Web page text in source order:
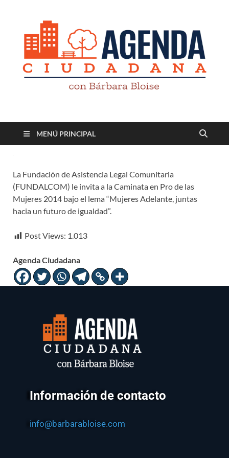
Revista digital
MENÚ PRINCIPAL
La Fundación de Asistencia Legal Comunitaria
(FUNDALCOM) le invita a la Caminata en Pro de las
Mujeres 2014 bajo el lema “Mujeres Adelante, juntas
hacia un futuro de igualdad”.
Post Views: 1.013
Agenda Ciudadana
Información de contacto
info@barbarabloise.com